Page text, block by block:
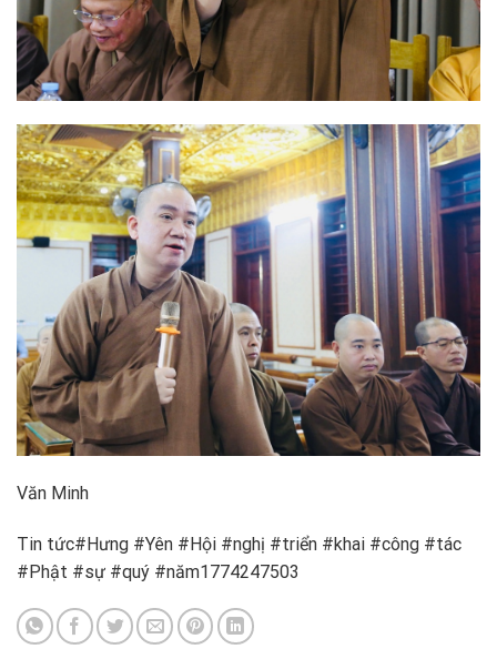
Văn Minh
Tin tức#Hưng #Yên #Hội #nghị #triển #khai #công #tác
#Phật #sự #quý #năm1774247503